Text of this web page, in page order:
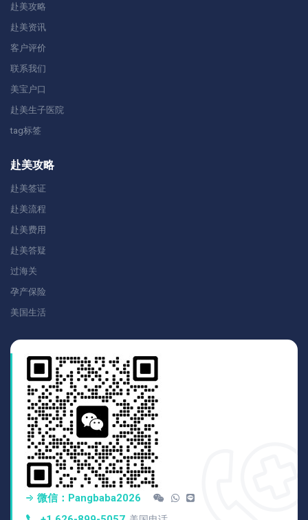
赴美攻略
赴美资讯
客户评价
联系我们
美宝户口
赴美生子医院
tag标签
赴美攻略
赴美签证
赴美流程
赴美费用
赴美答疑
过海关
孕产保险
美国生活
微信：pangbaba2026